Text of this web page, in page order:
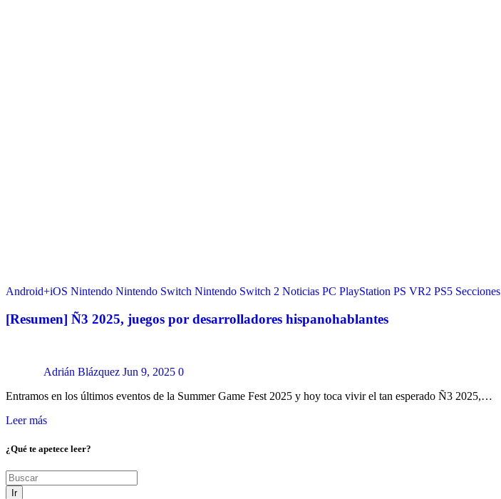
Android+iOS Nintendo Nintendo Switch Nintendo Switch 2 Noticias PC PlayStation PS VR2 PS5 Secciones
[Resumen] Ñ3 2025, juegos por desarrolladores hispanohablantes
Adrián Blázquez Jun 9, 2025 0
Entramos en los últimos eventos de la Summer Game Fest 2025 y hoy toca vivir el tan esperado Ñ3 2025,…
Leer más
¿Qué te apetece leer?
Ir